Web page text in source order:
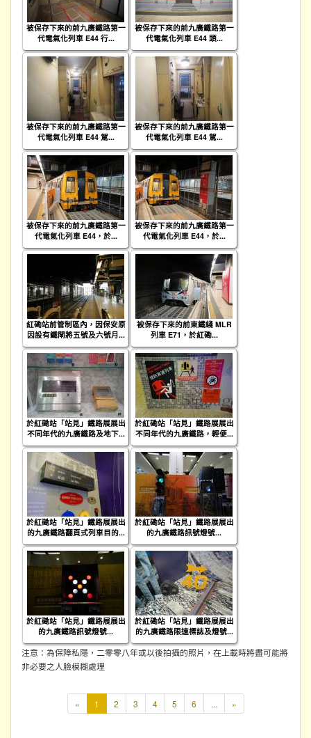
被保存下來的前九廣鐵路第一
代電氣化列車 E44 行...
被保存下來的前九廣鐵路第一
代電氣化列車 E44 頭...
被保存下來的前九廣鐵路第一
代電氣化列車 E44 駕...
被保存下來的前九廣鐵路第一
代電氣化列車 E44 駕...
被保存下來的前九廣鐵路第一
代電氣化列車 E44，於...
被保存下來的前九廣鐵路第一
代電氣化列車 E44，於...
紅磡站前管制區內，因保安原
因設有鐵閘將五號及六號月...
被保存下來的前東鐵綫 MLR
列車 E71，於紅磡...
於紅磡站「站見」鐵路展展出
不同年代的九廣鐵路及地下...
於紅磡站「站見」鐵路展展出
不同年代的九廣鐵路，輕便...
於紅磡站「站見」鐵路展展出
的九廣鐵路翻頁式列車目的...
於紅磡站「站見」鐵路展展出
的九廣鐵路訊號燈號...
於紅磡站「站見」鐵路展展出
的九廣鐵路訊號燈號...
於紅磡站「站見」鐵路展展出
的九廣鐵路限速標誌及燈號...
注意：為保障私隱，二零零八年或以後拍攝的照片，在上載時將盡可能將
非必要之人臉模糊處理
« 1
頁
2 3 4 5 6 ... »